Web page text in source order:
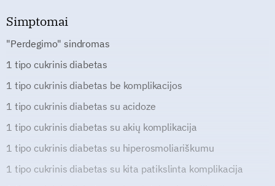
Simptomai
"Perdegimo" sindromas
1 tipo cukrinis diabetas
1 tipo cukrinis diabetas be komplikacijos
1 tipo cukrinis diabetas su acidoze
1 tipo cukrinis diabetas su akių komplikacija
1 tipo cukrinis diabetas su hiperosmoliariškumu
1 tipo cukrinis diabetas su kita patikslinta komplikacija